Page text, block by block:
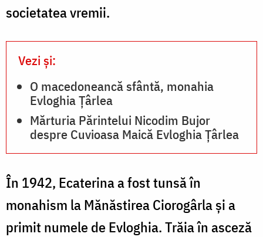
societatea vremii.
Vezi și:
O macedoneancă sfântă, monahia
Evloghia Țârlea
Mărturia Părintelui Nicodim Bujor
despre Cuvioasa Maică Evloghia Țârlea
În 1942, Ecaterina a fost tunsă în
monahism la Mănăstirea Ciorogârla și a
primit numele de Evloghia. Trăia în asceză